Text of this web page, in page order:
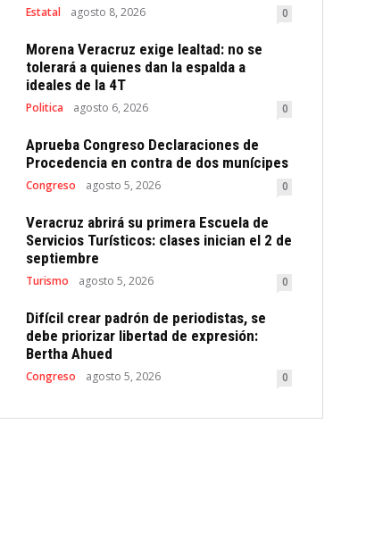
Estatal agosto 8, 2026 0
Morena Veracruz exige lealtad: no se
tolerará a quienes dan la espalda a
ideales de la 4T
Politica agosto 6, 2026 0
Aprueba Congreso Declaraciones de
Procedencia en contra de dos munícipes
Congreso agosto 5, 2026 0
Veracruz abrirá su primera Escuela de
Servicios Turísticos: clases inician el 2 de
septiembre
Turismo agosto 5, 2026 0
Difícil crear padrón de periodistas, se
debe priorizar libertad de expresión:
Bertha Ahued
Congreso agosto 5, 2026 0